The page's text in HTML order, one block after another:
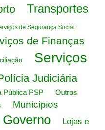
Transportes
de Segurança Social
de Finanças
Serviços
Judiciária
Pública PSP
Outros
Municípios
Lojas e